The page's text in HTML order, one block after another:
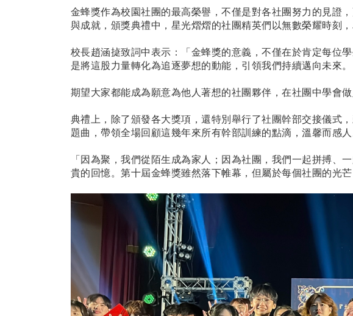
金蜂獎作為校園社團的最高榮譽，不僅是對各社團努力的見證
與成就，頒獎典禮中，星光熠熠的社團精英們以無數榮耀時刻
校長趙涵㨗致詞中表示：「金蜂獎的意義，不僅在於肯定每位
是將這股力量轉化為追逐夢想的動能，引領我們持續邁向未來。
期望大家都能成為願意為他人著想的社團夥伴，在社團中學會
典禮上，除了頒發各大獎項，還特別舉行了社團幹部交接儀式
題曲，帶領全場回顧這幾年來所有幹部訓練的點滴，溫馨而感人
「因為聚，我們從陌生成為家人；因為社團，我們一起拼搏
貴的回憶。第十屆金蜂獎雖然落下帷幕，但屬於每個社團的光